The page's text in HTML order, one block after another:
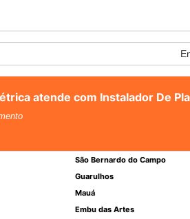
atende com Instalador De
São Bernardo do Campo
Guarulhos
Mauá
Embu das Artes